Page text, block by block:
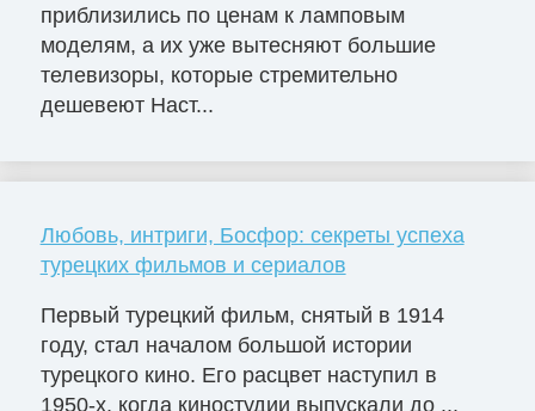
приблизились по ценам к ламповым
моделям, а их уже вытесняют большие
телевизоры, которые стремительно
дешевеют Наст...
Любовь, интриги, Босфор: секреты успеха
турецких фильмов и сериалов
Первый турецкий фильм, снятый в 1914
году, стал началом большой истории
турецкого кино. Его расцвет наступил в
1950-х, когда киностудии выпускали до ...